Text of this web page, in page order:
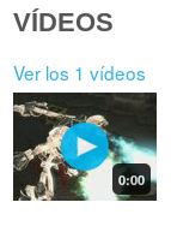
VÍDEOS
Ver los 1 vídeos
0:00